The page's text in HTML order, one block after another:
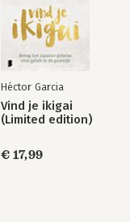
Héctor Garcia
Vind je ikigai
(Limited edition)
€ 17,99